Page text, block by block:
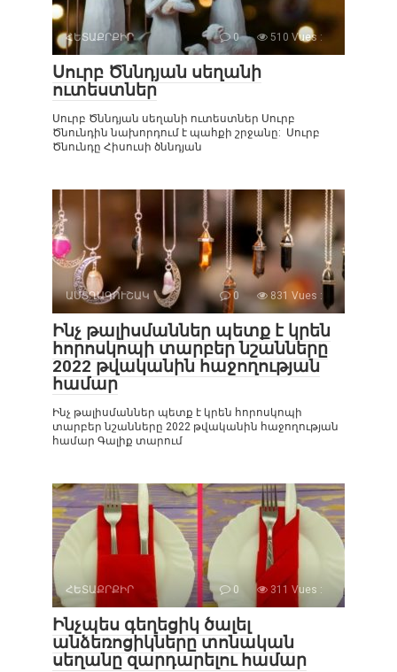
ՀԵՏԱՔՐՔԻՐ 0 510 Vues :
Սուրբ Ծննդյան սեղանի
ուտեստներ
Սուրբ Ծննդյան սեղանի ուտեստներ Սուրբ
Ծնունդին նախորդում է պահքի շրջանը: Սուրբ
Ծնունդը Հիսուսի ծննդյան
ԱՍՏՂԱԳՈՒՇԱԿ 0 831 Vues :
Ինչ թալիսմաններ պետք է կրեն
հորոսկոպի տարբեր նշանները
2022 թվականին հաջողության
համար
Ինչ թալիսմաններ պետք է կրեն հորոսկոպի
տարբեր նշանները 2022 թվականին հաջողության
համար Գալիք տարում
ՀԵՏԱՔՐՔԻՐ 0 311 Vues :
Ինչպես գեղեցիկ ծալել
անձեռոցիկները տոնական
սեղանը զարդարելու համար